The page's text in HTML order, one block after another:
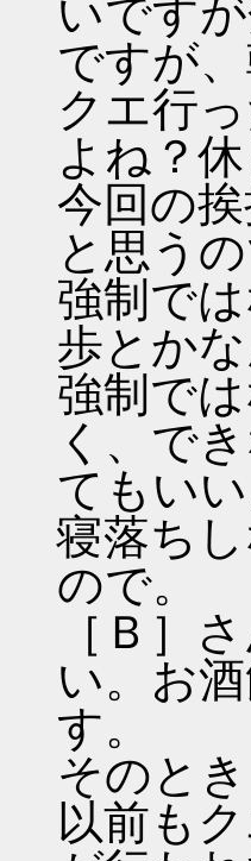
いです
ですが
クエ行
よね？
今回の
と思うの
強制で
歩とか
強制で
く、で
てもい
寝落ち
ので。
［Ｂ］
い。お
す。
そのと
以前も